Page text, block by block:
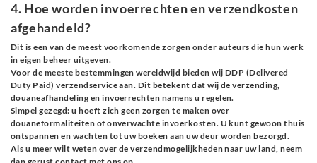
4. Hoe worden invoerrechten en verzendkosten
afgehandeld?
Dit is een van de meest voorkomende zorgen onder auteurs die hun werk
in eigen beheer uitgeven.
Voor de meeste bestemmingen wereldwijd bieden wij DDP (Delivered
Duty Paid) verzendservice aan. Dit betekent dat wij de verzending,
douaneafhandeling en invoerrechten namens u regelen.
Simpel gezegd: u hoeft zich geen zorgen te maken over
douaneformaliteiten of onverwachte invoerkosten. U kunt gewoon thuis
ontspannen en wachten tot uw boeken aan uw deur worden bezorgd.
Als u meer wilt weten over de verzendmogelijkheden naar uw land, neem